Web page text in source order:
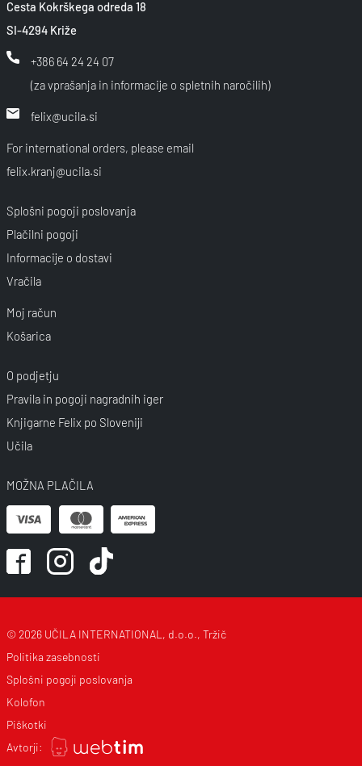
Cesta Kokrškega odreda 18
SI-4294 Križe
+386 64 24 24 07
(za vprašanja in informacije o spletnih naročilih)
felix@ucila.si
For international orders, please email
felix.kranj@ucila.si
Splošni pogoji poslovanja
Plačilni pogoji
Informacije o dostavi
Vračila
Moj račun
Košarica
O podjetju
Pravila in pogoji nagradnih iger
Knjigarne Felix po Sloveniji
Učila
MOŽNA PLAČILA
© 2026 UČILA INTERNATIONAL, d.o.o., Tržič
Politika zasebnosti
Splošni pogoji poslovanja
Kolofon
Piškotki
Avtorji: